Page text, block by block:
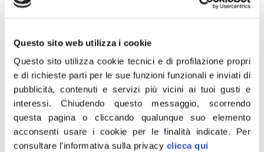
Questo sito web utilizza i cookie
Questo sito utilizza cookie tecnici e di profilazione propri
e di richieste parti per le sue funzioni funzionali e inviati di
pubblicità, contenuti e servizi più vicini ai tuoi gusti e
interessi.Chiudendo questo messaggio, scorrendo
questa pagina o cliccando qualunque suo elemento
acconsenti usare i cookie per le finalità indicate. Per
consultare l'informativa sulla privacy clicca qui
la verità è che il sindaco Appendino non si ricandida
un’alleanza tra Pd e Cinque stelle anche sotto la Mole
che altrimenti […]
Turismo. Lollobrigida:
Alberghi in crisi e Enit
ancora senza Cda.
Franceschini si attivi per